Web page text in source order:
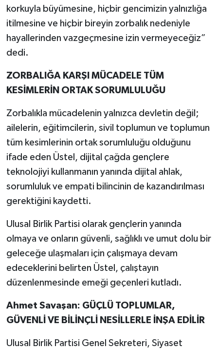
korkuyla büyümesine, hiçbir gencimizin yalnızlığa
itilmesine ve hiçbir bireyin zorbalık nedeniyle
hayallerinden vazgeçmesine izin vermeyeceğiz”
dedi.
ZORBALIĞA KARŞI MÜCADELE TÜM
KESİMLERİN ORTAK SORUMLULUĞU
Zorbalıkla mücadelenin yalnızca devletin değil;
ailelerin, eğitimcilerin, sivil toplumun ve toplumun
tüm kesimlerinin ortak sorumluluğu olduğunu
ifade eden Üstel, dijital çağda gençlere
teknolojiyi kullanmanın yanında dijital ahlak,
sorumluluk ve empati bilincinin de kazandırılması
gerektiğini kaydetti.
Ulusal Birlik Partisi olarak gençlerin yanında
olmaya ve onların güvenli, sağlıklı ve umut dolu bir
geleceğe ulaşmaları için çalışmaya devam
edeceklerini belirten Üstel, çalıştayın
düzenlenmesinde emeği geçenleri kutladı.
Ahmet Savaşan: GÜÇLÜ TOPLUMLAR,
GÜVENLİ VE BİLİNÇLİ NESİLLERLE İNŞA EDİLİR
Ulusal Birlik Partisi Genel Sekreteri, Siyaset